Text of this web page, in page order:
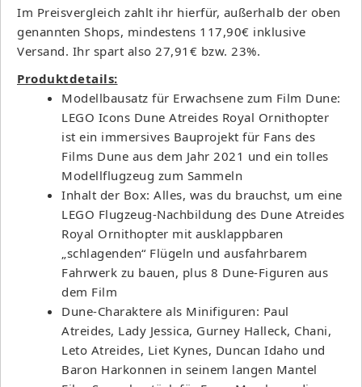
Im Preisvergleich zahlt ihr hierfür, außerhalb der oben
genannten Shops, mindestens 117,90€ inklusive
Versand. Ihr spart also 27,91€ bzw. 23%.
Produktdetails:
Modellbausatz für Erwachsene zum Film Dune:
LEGO Icons Dune Atreides Royal Ornithopter
ist ein immersives Bauprojekt für Fans des
Films Dune aus dem Jahr 2021 und ein tolles
Modellflugzeug zum Sammeln
Inhalt der Box: Alles, was du brauchst, um eine
LEGO Flugzeug-Nachbildung des Dune Atreides
Royal Ornithopter mit ausklappbaren
„schlagenden“ Flügeln und ausfahrbarem
Fahrwerk zu bauen, plus 8 Dune-Figuren aus
dem Film
Dune-Charaktere als Minifiguren: Paul
Atreides, Lady Jessica, Gurney Halleck, Chani,
Leto Atreides, Liet Kynes, Duncan Idaho und
Baron Harkonnen in seinem langen Mantel